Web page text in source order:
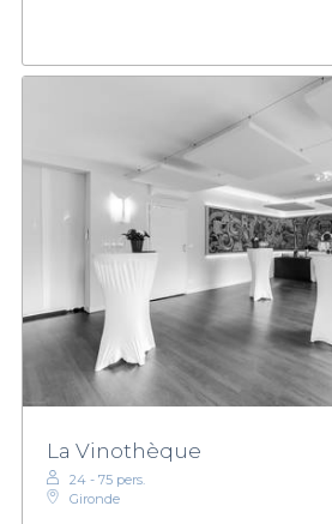
La Vinothèque
24 - 75 pers.
Gironde